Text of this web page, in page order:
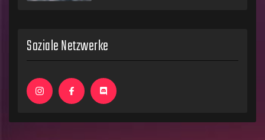
Soziale Netzwerke